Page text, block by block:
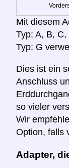
Mit diesem
Typ: A, B,
Typ: G
Dies ist ein
Anschluss
so vieler
Wir
Option, falls
Adapter,